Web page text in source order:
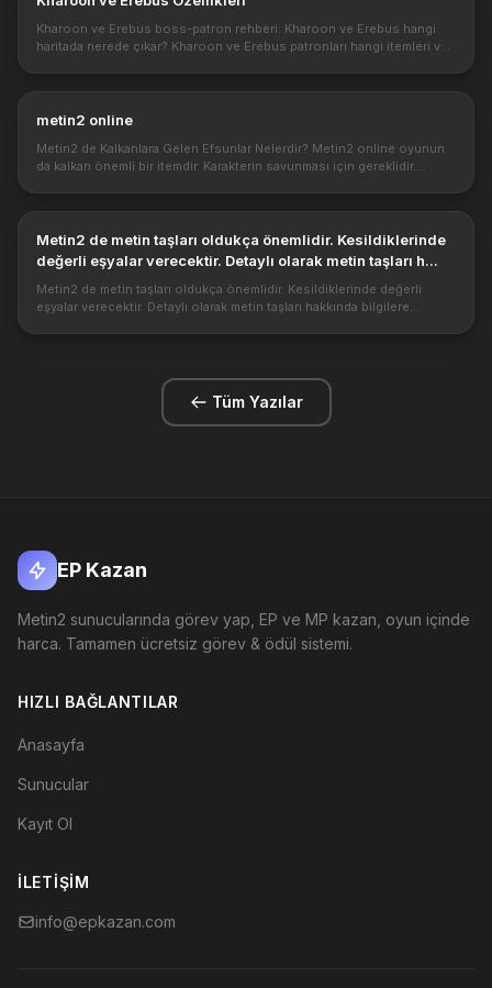
Kharoon ve Erebus boss-patron rehberi: Kharoon ve Erebus hangi
haritada nerede çıkar? Kharoon ve Erebus patronları hangi itemleri ve
metin2 online
Metin2 de Kalkanlara Gelen Efsunlar Nelerdir? Metin2 online oyunun
da kalkan önemli bir itemdir. Karakterin savunması için gereklidir.
Metin2 de metin taşları oldukça önemlidir. Kesildiklerinde
değerli eşyalar verecektir. Detaylı olarak metin taşları h...
Metin2 de metin taşları oldukça önemlidir. Kesildiklerinde değerli
eşyalar verecektir. Detaylı olarak metin taşları hakkında bilgilere
Tüm Yazılar
EP Kazan
Metin2 sunucularında görev yap, EP ve MP kazan, oyun içinde
harca. Tamamen ücretsiz görev & ödül sistemi.
HIZLI BAĞLANTILAR
Anasayfa
Sunucular
Kayıt Ol
İLETIŞIM
info@epkazan.com